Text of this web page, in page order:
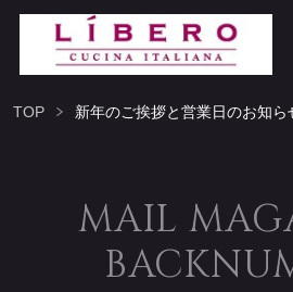
TOP 新年のご挨拶と営業日のお知ら
MAIL